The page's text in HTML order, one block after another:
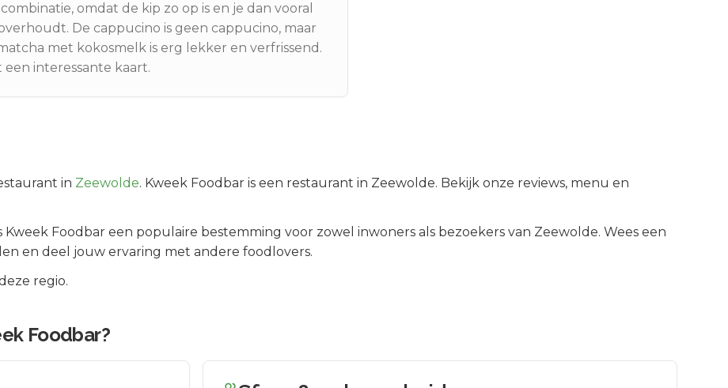
omdat de kip zo op is en je dan vooral
De cappucino is geen cappucino, maar
met kokosmelk is erg lekker en verfrissend.
interessante kaart.
in Zeewolde. Kweek Foodbar is een restaurant in Zeewolde. Bekijk onze reviews, menu en
Kweek Foodbar een populaire bestemming voor zowel inwoners als bezoekers van Zeewolde. Wees een
en deel jouw ervaring met andere foodlovers.
regio.
Foodbar?